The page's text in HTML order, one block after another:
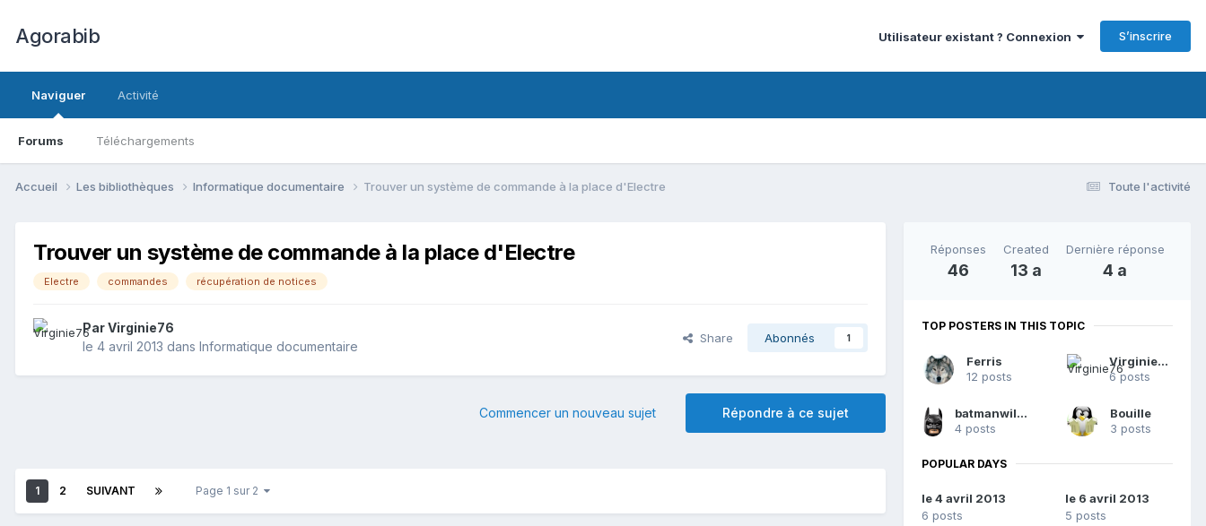
Agorabib Utilisateur existant ? Connexion S’inscrire
Naviguer
Forums Téléchargements
Activité
Toute l'activité
Accueil Les bibliothèques Informatique documentaire Trouver un système de commande à la place d'Electre
Trouver un système de commande à la place d'Electre
Electre commandes récupération de notices
Par Virginie76
le 4 avril 2013 dans Informatique documentaire
Share Abonnés 1
Répondre à ce sujet
Commencer un nouveau sujet
1 2 SUIVANT Page 1 sur 2
Réponses
46
Created
13 a
Dernière réponse
4 a
TOP POSTERS IN THIS TOPIC
Ferris
12 posts
Virginie76
6 posts
batmanwillneverdie
4 posts
Bouille
3 posts
POPULAR DAYS
le 4 avril 2013
6 posts
le 6 avril 2013
5 posts